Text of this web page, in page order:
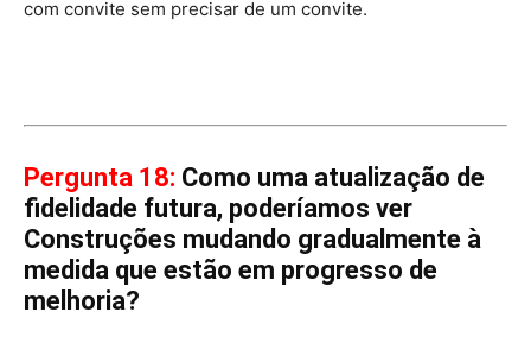
com convite sem precisar de um convite.
Pergunta 18: Como uma atualização de
fidelidade futura, poderíamos ver
Construções mudando gradualmente à
medida que estão em progresso de
melhoria?